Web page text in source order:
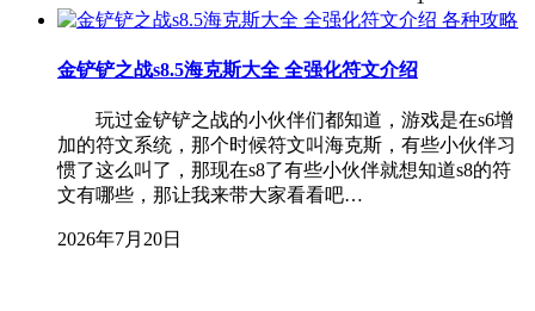
各种攻略
金铲铲之战s8.5海克斯大全 全强化符文介绍
玩过金铲铲之战的小伙伴们都知道，游戏是在s6增
加的符文系统，那个时候符文叫海克斯，有些小伙伴习
惯了这么叫了，那现在s8了有些小伙伴就想知道s8的符
文有哪些，那让我来带大家看看吧…
2026年7月20日